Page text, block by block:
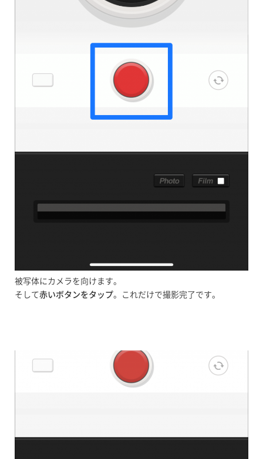
被写体にカメラを向けます。
そして赤いボタンをタップ。これだけで撮影完了です。